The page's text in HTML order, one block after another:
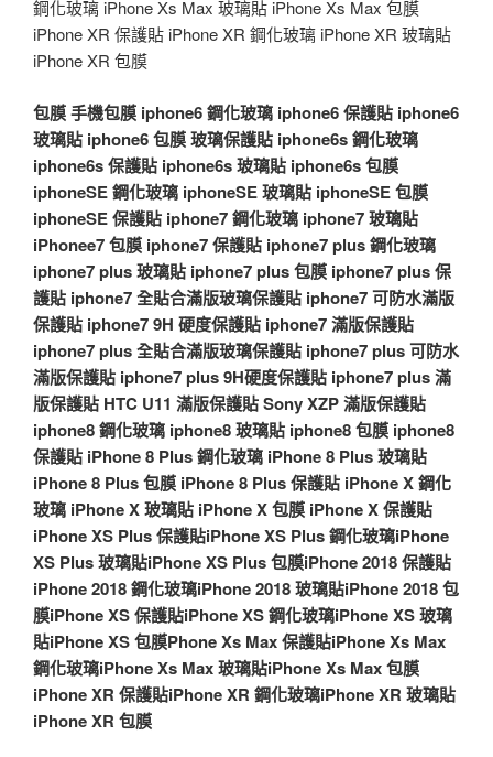
鋼化玻璃 iPhone Xs Max 玻璃貼 iPhone Xs Max 包膜
iPhone XR 保護貼 iPhone XR 鋼化玻璃 iPhone XR 玻璃貼
iPhone XR 包膜
包膜手機包膜 iphone6 鋼化玻璃 iphone6 保護貼 iphone6
玻璃貼 iphone6 包膜玻璃保護貼 iphone6s 鋼化玻璃
iphone6s 保護貼 iphone6s 玻璃貼 iphone6s 包膜
iphoneSE 鋼化玻璃 iphoneSE 玻璃貼 iphoneSE 包膜
iphoneSE 保護貼 iphone7 鋼化玻璃 iphone7 玻璃貼
iPhonee7 包膜 iphone7 保護貼 iphone7 plus 鋼化玻璃
iphone7 plus 玻璃貼 iphone7 plus 包膜 iphone7 plus 保
護貼 iphone7 全貼合滿版玻璃保護貼 iphone7 可防水滿版
保護貼 iphone7 9H 硬度保護貼 iphone7 滿版保護貼
iphone7 plus 全貼合滿版玻璃保護貼 iphone7 plus 可防水
滿版保護貼 iphone7 plus 9H硬度保護貼 iphone7 plus 滿
版保護貼 HTC U11 滿版保護貼Sony XZP 滿版保護貼
iphone8 鋼化玻璃 iphone8 玻璃貼 iphone8 包膜 iphone8
保護貼 iPhone 8 Plus 鋼化玻璃 iPhone 8 Plus 玻璃貼
iPhone 8 Plus 包膜 iPhone 8 Plus 保護貼 iPhone X 鋼化
玻璃 iPhone X 玻璃貼 iPhone X 包膜 iPhone X 保護貼
iPhone XS Plus 保護貼iPhone XS Plus 鋼化玻璃iPhone
XS Plus 玻璃貼iPhone XS Plus 包膜iPhone 2018 保護貼
iPhone 2018 鋼化玻璃iPhone 2018 玻璃貼iPhone 2018 包
膜iPhone XS 保護貼iPhone XS 鋼化玻璃iPhone XS 玻璃
貼iPhone XS 包膜Phone Xs Max 保護貼iPhone Xs Max
鋼化玻璃iPhone Xs Max 玻璃貼iPhone Xs Max 包膜
iPhone XR 保護貼iPhone XR 鋼化玻璃iPhone XR 玻璃貼
iPhone XR 包膜